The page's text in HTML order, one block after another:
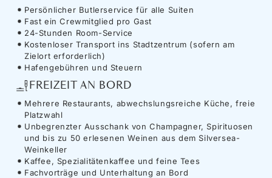
Persönlicher Butlerservice für alle Suiten
Fast ein Crewmitglied pro Gast
24-Stunden Room-Service
Kostenloser Transport ins Stadtzentrum (sofern am
Zielort erforderlich)
Hafengebühren und Steuern
FREIZEIT AN BORD
Mehrere Restaurants, abwechslungsreiche Küche, freie
Platzwahl
Unbegrenzter Ausschank von Champagner, Spirituosen
und bis zu 50 erlesenen Weinen aus dem Silversea-
Weinkeller
Kaffee, Spezialitätenkaffee und feine Tees
Fachvorträge und Unterhaltung an Bord